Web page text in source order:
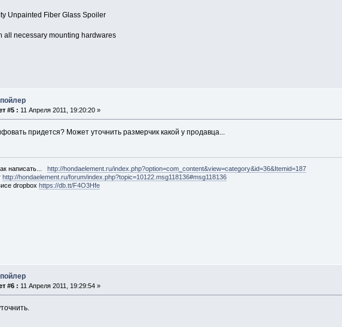
Unpainted Fiber Glass Spoiler
all necessary mounting hardwares
#5 : 11 Апреля 2011, 19:20:20 »
придется? Может уточнить размерчик какой у продавца...
написать...http://hondaelement.ru/index.php?option=com_content&view=category&id=36&Itemid=187
http://hondaelement.ru/forum/index.php?topic=10122.msg118136#msg118136
dropboxhttps://db.tt/F4O3Hfe
#6 : 11 Апреля 2011, 19:29:54 »